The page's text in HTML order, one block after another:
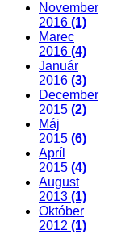
November
2016 (1)
Marec
2016 (4)
Január
2016 (3)
December
2015 (2)
Máj
2015 (6)
Apríl
2015 (4)
August
2013 (1)
Október
2012 (1)